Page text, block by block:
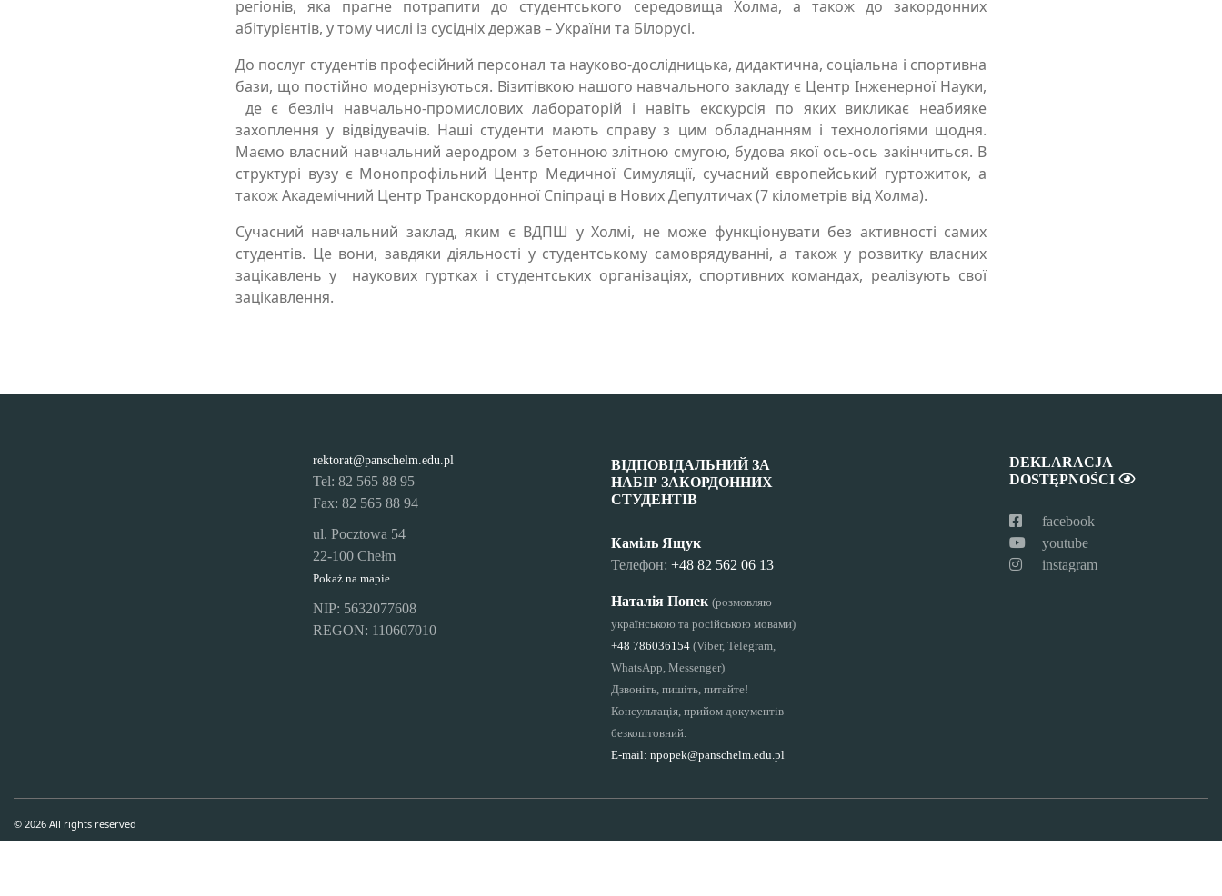
регіонів, яка прагне потрапити до студентського середовища Холма, а також до закордонних
абітурієнтів, у тому числі із сусідніх держав – України та Білорусі.
До послуг студентів професійний персонал та науково-дослідницька, дидактична, соціальна і спортивна
бази, що постійно модернізуються. Візитівкою нашого навчального закладу є Центр Інженерної Науки,
де є безліч навчально-промислових лабораторій і навіть екскурсія по яких викликає неабияке
захоплення у відвідувачів. Наші студенти мають справу з цим обладнанням і технологіями щодня.
Маємо власний навчальний аеродром з бетонною злітною смугою, будова якої ось-ось закінчиться. В
структурі вузу є Монопрофільний Центр Медичної Симуляції, сучасний європейський гуртожиток, а
також Академічний Центр Транскордонної Спіпраці в Нових Депултичах (7 кілометрів від Холма).
Сучасний навчальний заклад, яким є ВДПШ у Холмі, не може функціонувати без активності самих
студентів. Це вони, завдяки діяльності у студентському самоврядуванні, а також у розвитку власних
зацікавлень у наукових гуртках і студентських організаціях, спортивних командах, реалізують свої
зацікавлення.
rektorat@panschelm.edu.pl
Tel: 82 565 88 95
Fax: 82 565 88 94
ul. Pocztowa 54
22-100 Chełm
Pokaż na mapie
NIP: 5632077608
REGON: 110607010
ВІДПОВІДАЛЬНИЙ ЗА
НАБІР ЗАКОРДОННИХ
СТУДЕНТІВ
Каміль Ящук
Телефон: +48 82 562 06 13
Наталія Попек (розмовляю
українською та російською мовами)
+48 786036154 (Viber, Telegram,
WhatsApp, Messenger)
Дзвоніть, пишіть, питайте!
Консультація, прийом документів –
безкоштовний.
E-mail: npopek@panschelm.edu.pl
DEKLARACJA
DOSTĘPNOŚCI
facebook
youtube
instagram
© 2026 All rights reserved